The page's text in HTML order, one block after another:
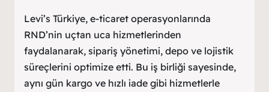
Levi’s Türkiye, e-ticaret operasyonlarında
RND’nin uçtan uca hizmetlerinden
faydalanarak, sipariş yönetimi, depo ve lojistik
süreçlerini optimize etti. Bu iş birliği sayesinde,
aynı gün kargo ve hızlı iade gibi hizmetlerle